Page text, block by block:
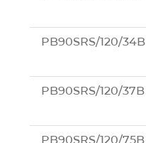
PB90SRS/120/34B
PB90SRS/120/37B
PB90SRS/120/75B